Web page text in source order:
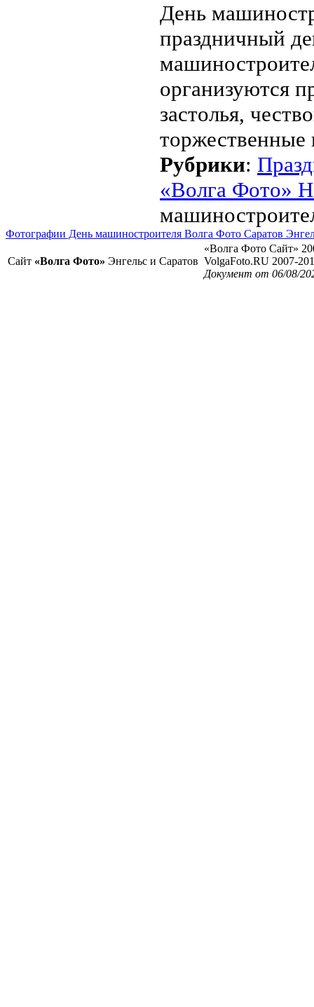
День
праздничный
организуются
застолья,
торжественные
Рубрики:
«Волга Фото»
Фотографии День машиностроителя Волга Фото Саратов
Сайт «Волга Фото» Энгельс и Саратов
«Волга Фото Сайт»
VolgaFoto.RU 2007-
Документ от 06/08/